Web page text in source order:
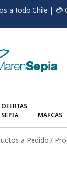
a todo Chile | 💳
OFERTAS
SEPIA
MARCAS
a Pedido /